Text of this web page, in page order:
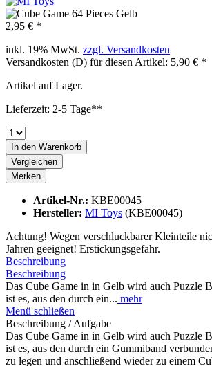
2,95 € *
inkl. 19% MwSt. zzgl. Versandkosten
Versandkosten (D) für diesen Artikel: 5,90 € *
Artikel auf Lager.
Lieferzeit: 2-5 Tage**
In den Warenkorb
Vergleichen
Merken
Artikel-Nr.: KBE00045
Hersteller: MI Toys (KBE00045)
Achtung! Wegen verschluckbarer Kleinteile
Jahren geeignet! Erstickungsgefahr.
Beschreibung
Beschreibung
Das Cube Game in in Gelb wird auch Puzzle
ist es, aus den durch ein... mehr
Menü schließen
Beschreibung / Aufgabe
Das Cube Game in in Gelb wird auch Puzzle
ist es, aus den durch ein Gummiband
zu legen und anschließend wieder zu einem